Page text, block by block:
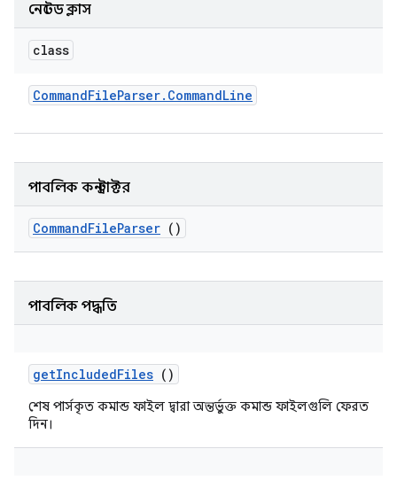
নেস্টেড ক্লাস
class
CommandFileParser. CommandLine
পাবলিক কনস্ট্রাক্টর
CommandFileParser ()
পাবলিক পদ্ধতি
getIncludedFiles ()
শেষ পার্সকৃত কমান্ড ফাইল দ্বারা অন্তর্ভুক্ত কমান্ড ফাইলগুলি ফেরত
দিন।